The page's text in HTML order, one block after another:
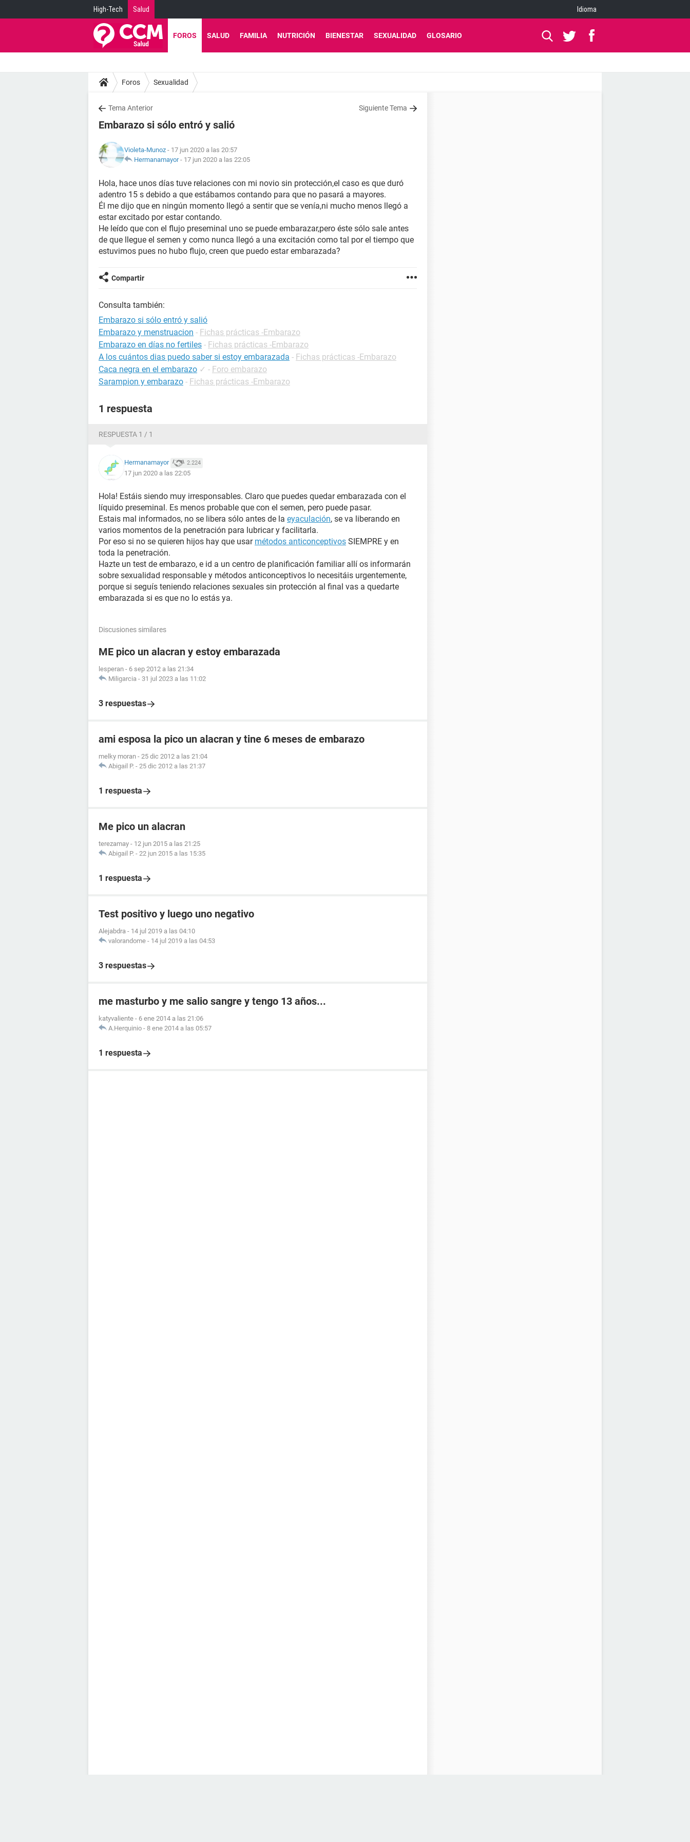
High-Tech Salud Idioma
FOROS SALUD FAMILIA NUTRICIÓN BIENESTAR SEXUALIDAD GLOSARIO
Foros Sexualidad
Tema Anterior Siguiente Tema
Embarazo si sólo entró y salió
Violeta-Munoz - 17 jun 2020 a las 20:57
Hermanamayor- 17 jun 2020 a las 22:05
Hola, hace unos días tuve relaciones con mi novio sin protección,el caso es que duró
adentro 15 s debido a que estábamos contando para que no pasará a mayores.
Él me dijo que en ningún momento llegó a sentir que se venía,ni mucho menos llegó a
estar excitado por estar contando.
He leído que con el flujo preseminal uno se puede embarazar,pero éste sólo sale antes
de que llegue el semen y como nunca llegó a una excitación como tal por el tiempo que
estuvimos pues no hubo flujo, creen que puedo estar embarazada?
Compartir
Consulta también:
Embarazo si sólo entró y salió
Embarazo y menstruacion - Fichas prácticas -Embarazo
Embarazo en días no fertiles - Fichas prácticas -Embarazo
A los cuántos dias puedo saber si estoy embarazada - Fichas prácticas -Embarazo
Caca negra en el embarazo ✓ - Foro embarazo
Sarampion y embarazo - Fichas prácticas -Embarazo
1 respuesta
RESPUESTA 1 / 1
Hermanamayor 2.224
17 jun 2020 a las 22:05
Hola! Estáis siendo muy irresponsables. Claro que puedes quedar embarazada con el
líquido preseminal. Es menos probable que con el semen, pero puede pasar.
Estais mal informados, no se libera sólo antes de la eyaculación, se va liberando en
varios momentos de la penetración para lubricar y facilitarla.
Por eso si no se quieren hijos hay que usar métodos anticonceptivos SIEMPRE y en
toda la penetración.
Hazte un test de embarazo, e id a un centro de planificación familiar allí os informarán
sobre sexualidad responsable y métodos anticonceptivos lo necesitáis urgentemente,
porque si seguís teniendo relaciones sexuales sin protección al final vas a quedarte
embarazada si es que no lo estás ya.
Discusiones similares
ME pico un alacran y estoy embarazada
lesperan - 6 sep 2012 a las 21:34
Miligarcia - 31 jul 2023 a las 11:02
3 respuestas
ami esposa la pico un alacran y tine 6 meses de embarazo
melky moran - 25 dic 2012 a las 21:04
Abigail P. - 25 dic 2012 a las 21:37
1 respuesta
Me pico un alacran
terezamay - 12 jun 2015 a las 21:25
Abigail P. - 22 jun 2015 a las 15:35
1 respuesta
Test positivo y luego uno negativo
Alejabdra - 14 jul 2019 a las 04:10
valorandome - 14 jul 2019 a las 04:53
3 respuestas
me masturbo y me salio sangre y tengo 13 años...
katyvaliente - 6 ene 2014 a las 21:06
A.Herquinio - 8 ene 2014 a las 05:57
1 respuesta